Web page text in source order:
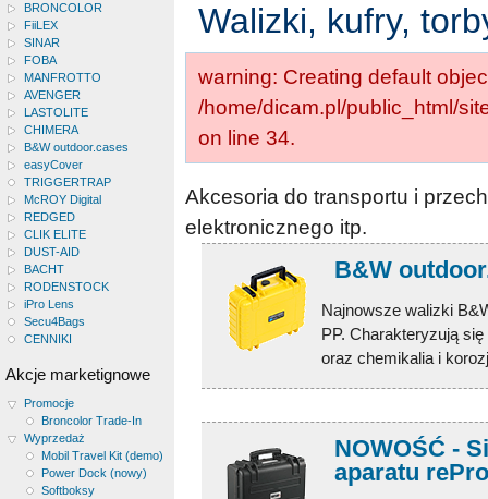
BRONCOLOR
FiiLEX
SINAR
FOBA
MANFROTTO
AVENGER
LASTOLITE
CHIMERA
B&W outdoor.cases
easyCover
TRIGGERTRAP
McROY Digital
REDGED
CLIK ELITE
DUST-AID
BACHT
RODENSTOCK
iPro Lens
Secu4Bags
CENNIKI
Akcje marketignowe
Promocje
Broncolor Trade-In
Wyprzedaż
Mobil Travel Kit (demo)
Power Dock (nowy)
Softboksy
Walizki, kufry,
warning: Creating default
/home/dicam.pl/public_html/
on line 34.
Akcesoria do transportu i
elektronicznego itp.
B&W
Najnowsze walizki
PP. Charakteryzują
oraz chemikalia i
NOWOŚĆ -
aparatu rePro